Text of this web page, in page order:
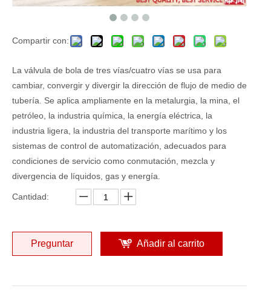
Compartir con:
La válvula de bola de tres vías/cuatro vías se usa para
cambiar, convergir y divergir la dirección de flujo de medio de
tubería. Se aplica ampliamente en la metalurgia, la mina, el
petróleo, la industria química, la energía eléctrica, la
industria ligera, la industria del transporte marítimo y los
sistemas de control de automatización, adecuados para
condiciones de servicio como conmutación, mezcla y
divergencia de líquidos, gas y energía.
Cantidad:
Preguntar Añadir al carrito